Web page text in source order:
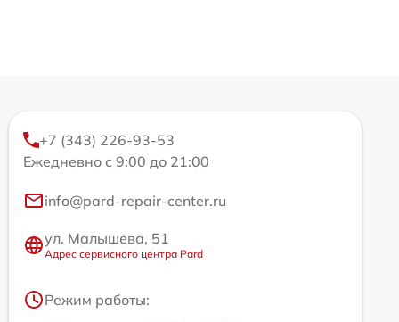
+7 (343) 226-93-53
Ежедневно с 9:00 до 21:00
info@pard-repair-center.ru
ул. Малышева, 51
Адрес сервисного центра Pard
Режим работы: